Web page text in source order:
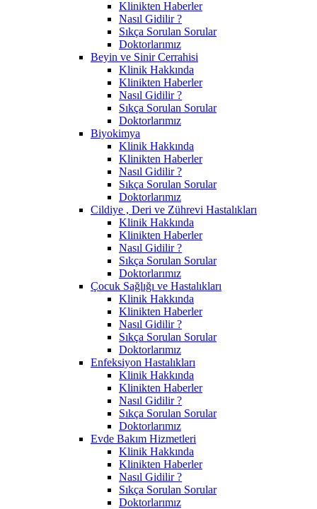
Klinikten Haberler
Nasıl Gidilir ?
Sıkça Sorulan Sorular
Doktorlarımız
Beyin ve Sinir Cerrahisi
Klinik Hakkında
Klinikten Haberler
Nasıl Gidilir ?
Sıkça Sorulan Sorular
Doktorlarımız
Biyokimya
Klinik Hakkında
Klinikten Haberler
Nasıl Gidilir ?
Sıkça Sorulan Sorular
Doktorlarımız
Cildiye , Deri ve Zührevi Hastalıkları
Klinik Hakkında
Klinikten Haberler
Nasıl Gidilir ?
Sıkça Sorulan Sorular
Doktorlarımız
Çocuk Sağlığı ve Hastalıkları
Klinik Hakkında
Klinikten Haberler
Nasıl Gidilir ?
Sıkça Sorulan Sorular
Doktorlarımız
Enfeksiyon Hastalıkları
Klinik Hakkında
Klinikten Haberler
Nasıl Gidilir ?
Sıkça Sorulan Sorular
Doktorlarımız
Evde Bakım Hizmetleri
Klinik Hakkında
Klinikten Haberler
Nasıl Gidilir ?
Sıkça Sorulan Sorular
Doktorlarımız